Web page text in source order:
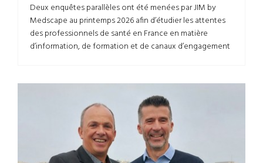
Deux enquêtes parallèles ont été menées par JIM by
Medscape au printemps 2026 afin d’étudier les attentes
des professionnels de santé en France en matière
d’information, de formation et de canaux d’engagement